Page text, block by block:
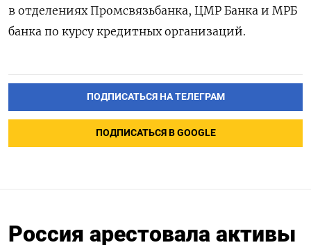
в отделениях Промсвязьбанка, ЦМР Банка и МРБ
банка по курсу кредитных организаций.
ПОДПИСАТЬСЯ НА ТЕЛЕГРАМ
ПОДПИСАТЬСЯ В GOOGLE
Россия арестовала активы